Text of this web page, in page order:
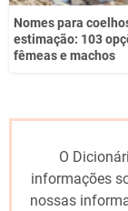
Nomes para
estimação: 103
fêmeas e machos
O
informações
nossas